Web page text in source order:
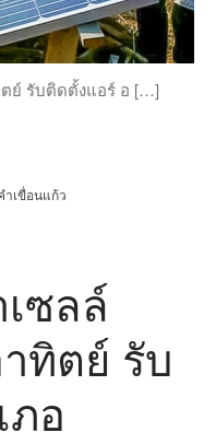
ตย์ รับติดตั้งแอร์ อ […]
ำเขื่อนแก้ว
ซลล์
ทิตย์ รับ
ภอ